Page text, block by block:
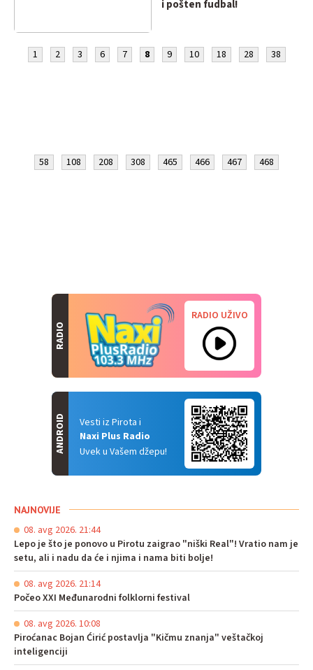
i pošten fudbal!
1 2 3 6 7 8 9 10 18 28 38
58 108 208 308 465 466 467 468
RADIO
RADIO UŽIVO
Vesti iz Pirota i
Naxi Plus Radio
Uvek u Vašem džepu!
ANDROID
NAJNOVIJE
08. avg 2026. 21:44
Lepo je što je ponovo u Pirotu zaigrao "niški Real"! Vratio nam je
setu, ali i nadu da će i njima i nama biti bolje!
08. avg 2026. 21:14
Počeo XXI Međunarodni folklorni festival
08. avg 2026. 10:08
Piroćanac Bojan Ćirić postavlja "Kičmu znanja" veštačkoj
inteligenciji